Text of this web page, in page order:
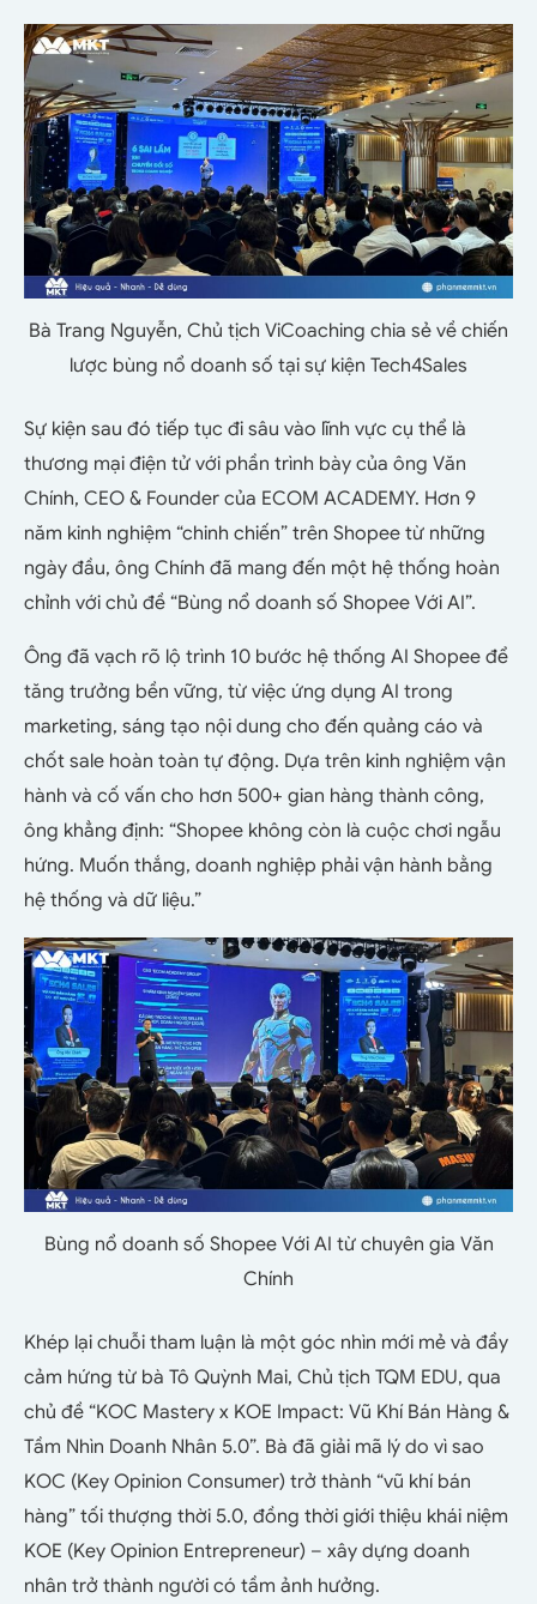
Bà Trang Nguyễn, Chủ tịch ViCoaching chia sẻ về chiến
lược bùng nổ doanh số tại sự kiện Tech4Sales
Sự kiện sau đó tiếp tục đi sâu vào lĩnh vực cụ thể là
thương mại điện tử với phần trình bày của ông Văn
Chính, CEO & Founder của ECOM ACADEMY. Hơn 9
năm kinh nghiệm “chinh chiến” trên Shopee từ những
ngày đầu, ông Chính đã mang đến một hệ thống hoàn
chỉnh với chủ đề “Bùng nổ doanh số Shopee Với AI”.
Ông đã vạch rõ lộ trình 10 bước hệ thống AI Shopee để
tăng trưởng bền vững, từ việc ứng dụng AI trong
marketing, sáng tạo nội dung cho đến quảng cáo và
chốt sale hoàn toàn tự động. Dựa trên kinh nghiệm vận
hành và cố vấn cho hơn 500+ gian hàng thành công,
ông khẳng định: “Shopee không còn là cuộc chơi ngẫu
hứng. Muốn thắng, doanh nghiệp phải vận hành bằng
hệ thống và dữ liệu.”
Bùng nổ doanh số Shopee Với AI từ chuyên gia Văn
Chính
Khép lại chuỗi tham luận là một góc nhìn mới mẻ và đầy
cảm hứng từ bà Tô Quỳnh Mai, Chủ tịch TQM EDU, qua
chủ đề “KOC Mastery x KOE Impact: Vũ Khí Bán Hàng &
Tầm Nhìn Doanh Nhân 5.0”. Bà đã giải mã lý do vì sao
KOC (Key Opinion Consumer) trở thành “vũ khí bán
hàng” tối thượng thời 5.0, đồng thời giới thiệu khái niệm
KOE (Key Opinion Entrepreneur) – xây dựng doanh
nhân trở thành người có tầm ảnh hưởng.